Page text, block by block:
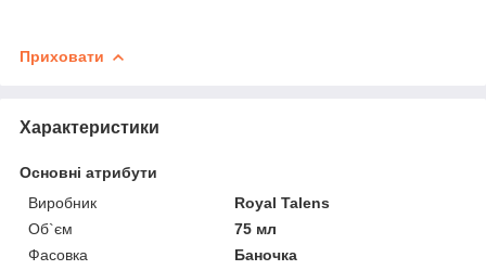
Приховати
Характеристики
Основні атрибути
Виробник
Royal Talens
Об`єм
75 мл
Фасовка
Баночка